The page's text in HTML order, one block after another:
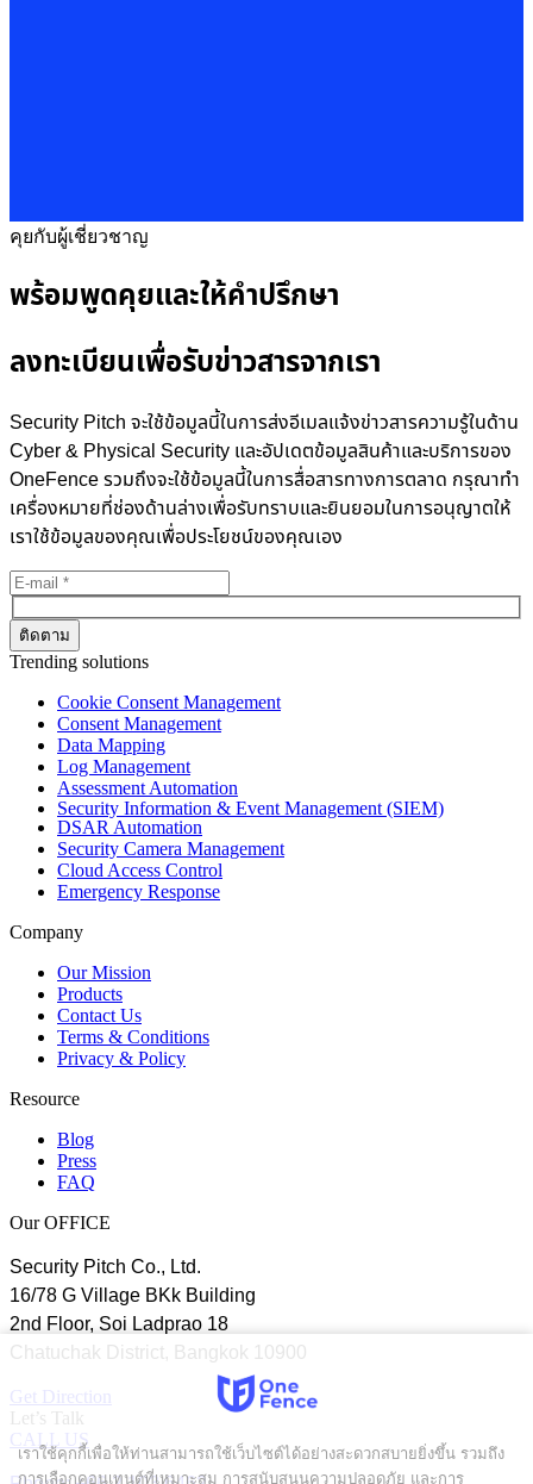
คุยกับผู้เชี่ยวชาญ
พร้อมพูดคุยและให้คำปรึกษา
ลงทะเบียนเพื่อรับข่าวสารจากเรา
Security Pitch จะใช้ข้อมูลนี้ในการส่งอีเมลแจ้งข่าวสารความรู้ในด้าน
Cyber & Physical Security และอัปเดตข้อมูลสินค้าและบริการของ
OneFence รวมถึงจะใช้ข้อมูลนี้ในการสื่อสารทางการตลาด กรุณาทำ
เครื่องหมายที่ช่องด้านล่างเพื่อรับทราบและยินยอมในการอนุญาตให้
เราใช้ข้อมูลของคุณเพื่อประโยชน์ของคุณเอง
Trending solutions
Cookie Consent Management
Consent Management
Data Mapping
Log Management
Assessment Automation
Security Information & Event Management (SIEM)
DSAR Automation
Security Camera Management
Cloud Access Control
Emergency Response
Company
Our Mission
Products
Contact Us
Terms & Conditions
Privacy & Policy
Resource
Blog
Press
FAQ
Our OFFICE
Security Pitch Co., Ltd.
16/78 G Village BKk Building
2nd Floor, Soi Ladprao 18
Chatuchak District, Bangkok 10900
Get Direction
Let’s Talk
CALL US
เราใช้คุกกี้เพื่อให้ท่านสามารถใช้เว็บไซต์ได้อย่างสะดวกสบายยิ่งขึ้น รวมถึง
การเลือกคอนเทนต์ที่เหมาะสม การสนับสนุนความปลอดภัย และการ